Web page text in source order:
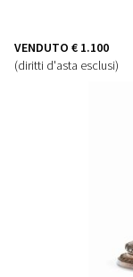
VENDUTO € 1.100
(diritti d'asta esclusi)